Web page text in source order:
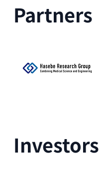
Partners
Investors